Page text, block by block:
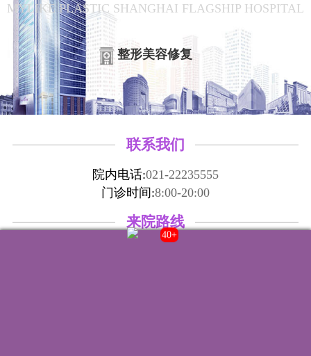
MYLIKE PLASTIC SHANGHAI FLAGSHIP HOSPITAL
整形美容修复
联系我们
院内电话:021-22235555
门诊时间:8:00-20:00
来院路线
40+